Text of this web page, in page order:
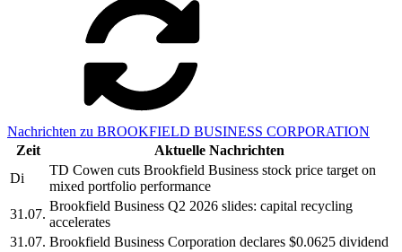
Nachrichten zu BROOKFIELD BUSINESS CORPORATION
Zeit
Aktuelle Nachrichten
Di
TD Cowen cuts Brookfield Business stock price target on
mixed portfolio performance
31.07.
Brookfield Business Q2 2026 slides: capital recycling
accelerates
31.07. Brookfield Business Corporation declares $0.0625 dividend